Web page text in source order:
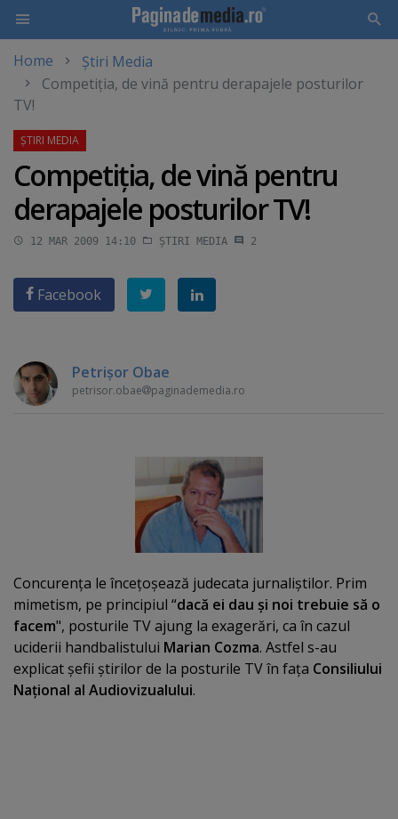
main
content
Home
Știri Media
Competiţia, de vină pentru derapajele posturilor
TV!
Competiţia, de vină pentru
derapajele posturilor TV!
12 MAR 2009 14:10 ȘTIRI MEDIA 2
Facebook
Petrişor Obae
petrisor.obae paginademedia.ro
Concurenţa le înceţoşează judecata jurnaliştilor. Prim
mimetism, pe principiul “dacă ei dau şi noi trebuie să o
facem", posturile TV ajung la exagerări, ca în cazul
uciderii handbalistului Marian Cozma. Astfel s-au
explicat şefii ştirilor de la posturile TV în faţa Consiliului
Naţional al Audiovizualului.